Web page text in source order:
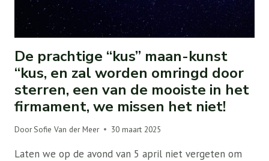
De prachtige “kus” maan-kunst
“kus, en zal worden omringd door
sterren, een van de mooiste in het
firmament, we missen het niet!
DoorSofie Van der Meer 30 maart 2025
Laten we op de avond van 5 april niet vergeten om